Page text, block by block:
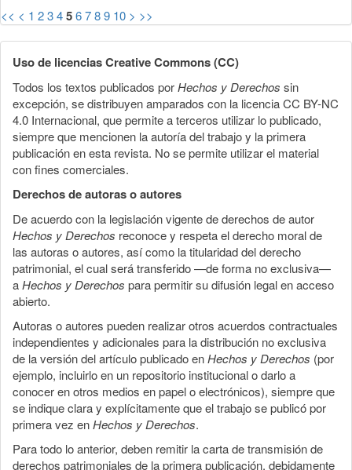
<< < 1 23456789 10 > >>
Uso de licencias Creative Commons (CC)
Todos los textos publicados porHechos y Derechos sin
excepción, se distribuyen amparados con la licencia CC BY-NC
4.0 Internacional, que permite a terceros utilizar lo publicado,
siempre que mencionen la autoría del trabajo y la primera
publicación en esta revista. No se permite utilizar el material
con fines comerciales.
Derechos de autoras o autores
De acuerdo con la legislación vigente de derechos de autor
Hechos y Derechos reconoce y respeta el derecho moral de
las autoras o autores, así como la titularidad del derecho
patrimonial, el cual será transferido —de forma no exclusiva—
aHechos y Derechos para permitir su difusión legal en acceso
abierto.
Autoras o autores pueden realizar otros acuerdos contractuales
independientes y adicionales para la distribución no exclusiva
de la versión del artículo publicado enHechos y Derechos (por
ejemplo, incluirlo en un repositorio institucional o darlo a
conocer en otros medios en papel o electrónicos), siempre que
se indique clara y explícitamente que el trabajo se publicó por
primera vez enHechos y Derechos.
Para todo lo anterior, deben remitir la carta de transmisión de
derechos patrimoniales de la primera publicación, debidamente